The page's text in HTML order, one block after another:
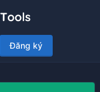
Đăng ký